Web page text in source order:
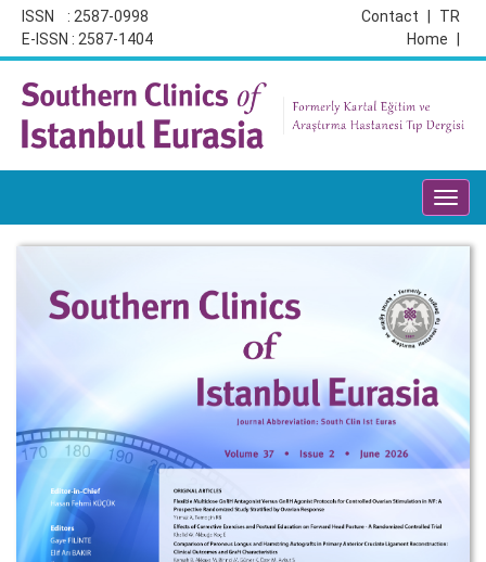
ISSN : 2587-0998
E-ISSN : 2587-1404
TR
Contact
Home